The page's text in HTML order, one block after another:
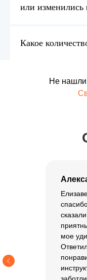
или изменились
Какое
Не нашли
мое
Билет для 2 детей
Купить
Сколько
Хотите задать